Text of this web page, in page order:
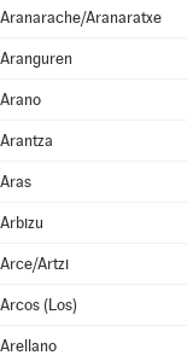
Aranarache/Aranaratxe
Aranguren
Arano
Arantza
Aras
Arbizu
Arce/Artzi
Arcos (Los)
Arellano